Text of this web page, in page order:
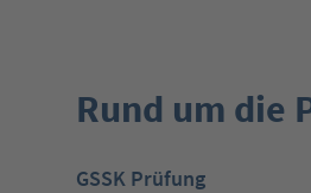
Rund um die
GSSK Prüfung